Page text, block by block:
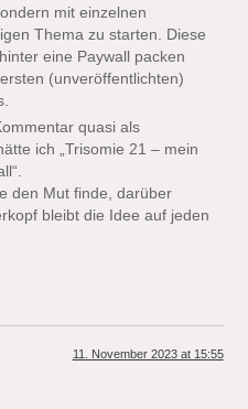
mit einzelnen
Thema zu starten. Diese
eine Paywall packen
(unveröffentlichten)
quasi als
ich „Trisomie 21 – mein
den Mut finde, darüber
bleibt die Idee auf jeden
11. November 2023 at 15:55